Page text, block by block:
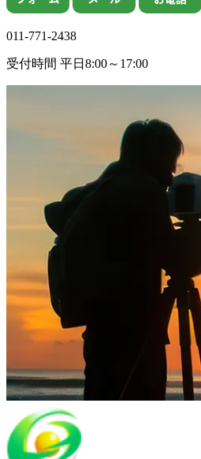
011-771-2438
受付時間 平日8:00～17:00